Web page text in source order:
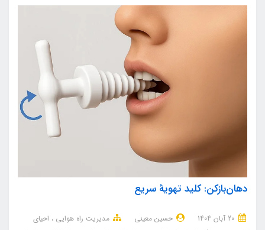
دهان‌بازکن: کلید تهویهٔ سریع
حسین معینی مدیریت راه هوایی
احیای